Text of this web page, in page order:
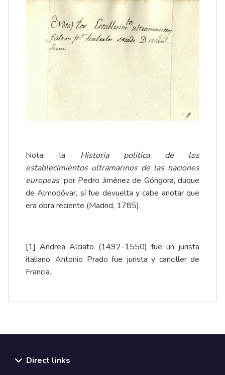
Nota: la Historia política de los
establecimientos ultramarinos de las naciones
europeas, por Pedro Jiménez de Góngora, duque
de Almodóvar, sí fue devuelta y cabe anotar que
era obra reciente (Madrid, 1785).
[1] Andrea Alciato (1492-1550) fue un jurista
italiano. Antonio Prado fue jurista y canciller de
Francia.
Direct links